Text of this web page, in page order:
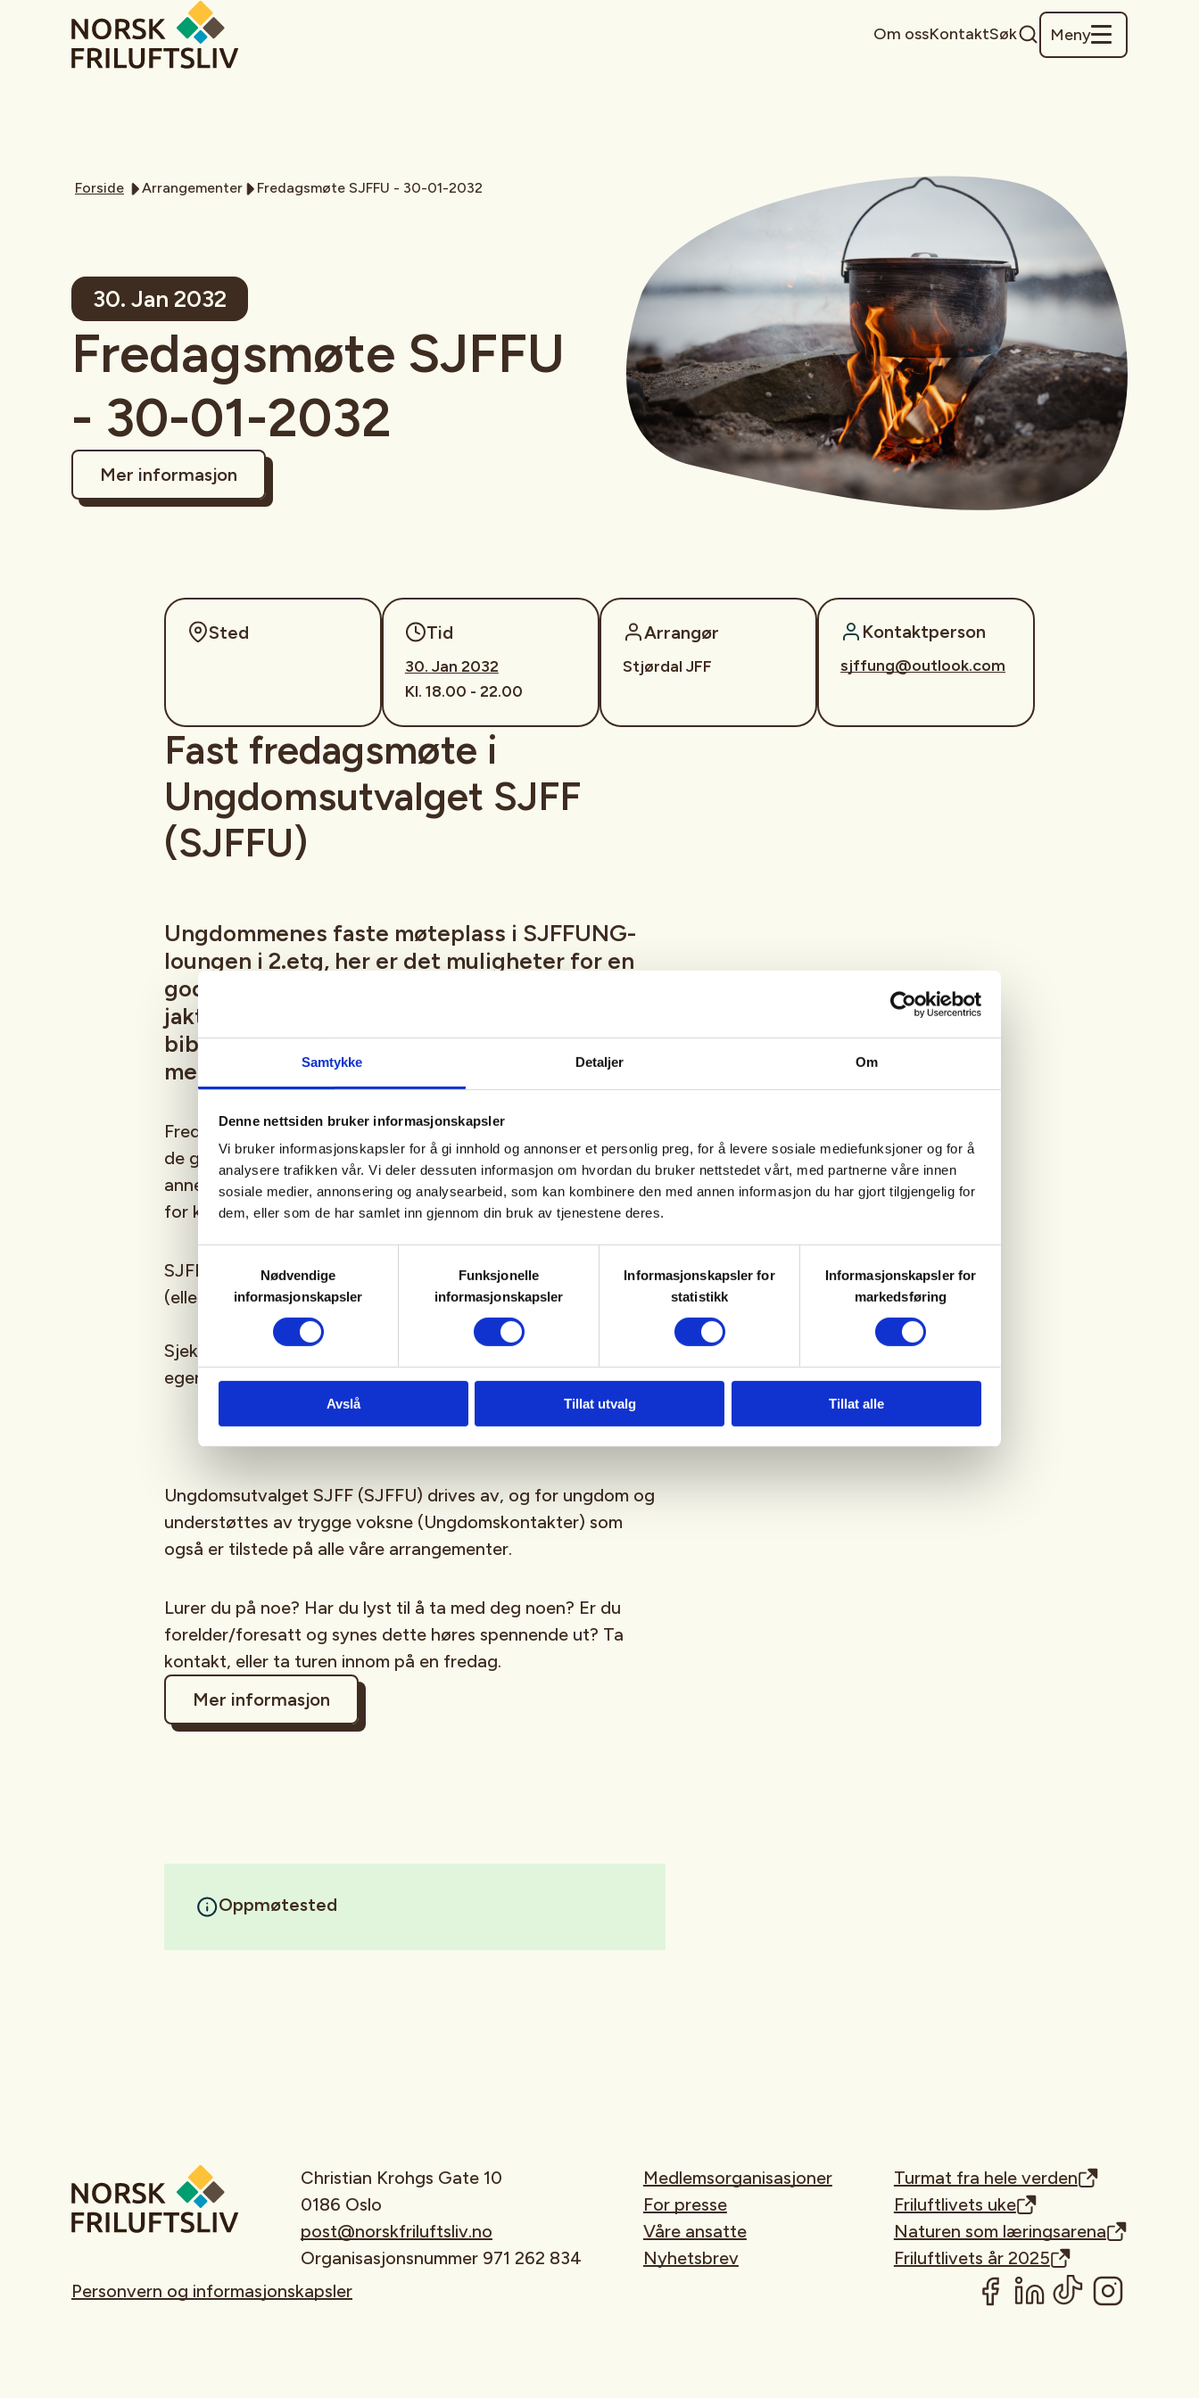
Samtykke Detaljer Om
Denne nettsiden bruker informasjonskapsler
Vi bruker informasjonskapsler for å gi innhold og annonser et personlig preg, for å levere sosiale mediefunksjoner og for å
analysere trafikken vår. Vi deler dessuten informasjon om hvordan du bruker nettstedet vårt, med partnerne våre innen
sosiale medier, annonsering og analysearbeid, som kan kombinere den med annen informasjon du har gjort tilgjengelig for
dem, eller som de har samlet inn gjennom din bruk av tjenestene deres.
Nødvendige
informasjonskapsler
Funksjonelle
informasjonskapsler
Informasjonskapsler for
statistikk
Informasjonskapsler for
markedsføring
Avslå Tillat utvalg Tillat alle
Om ossKontaktSøk Meny
Forside Arrangementer Fredagsmøte SJFFU - 30-01-2032
30. Jan 2032
Fredagsmøte SJFFU
- 30-01-2032
Mer informasjon
Sted Tid
30. Jan 2032
Kl. 18.00 - 22.00
Arrangør
Stjørdal JFF
Kontaktperson
sjffung@outlook.com
Fast fredagsmøte i
Ungdomsutvalget SJFF
(SJFFU)
Ungdommenes faste møteplass i SJFFUNG-
loungen i 2.etg, her er det muligheter for en
god prat i godt selskap, luftgeværskyting,
jaktsimulator, biljard, en tur innom utvalgets
bibliotek, Podcast-innspilling og mye, mye
mer
Fredagsmøtene er fast, hver fredag hele året med unntak av
de gangene vi er borte på fisketurer, hytteturer, jakt eller
annet moro, følg med i aktivitetskalender og på sosiale medier
for kommende aktiviteter!
SJFFUNGs arrangementer er rusfrie, og er for deg som er
(eller har lyst til å bli)barn/ungdomsmedlem(opp til 26år)
Sjekk gjerne utSJFFU Facebook
egen
podcastpå din favoritt-streamingplattform.
Ungdomsutvalget SJFF (SJFFU) drives av, og for ungdom og
understøttes av trygge voksne (Ungdomskontakter) som
også er tilstede på alle våre arrangementer.
Lurer du på noe? Har du lyst til å ta med deg noen? Er du
forelder/foresatt og synes dette høres spennende ut? Ta
kontakt, eller ta turen innom på en fredag.
Mer informasjon
Oppmøtested
Christian Krohgs Gate 10
0186 Oslo
post@norskfriluftsliv.no
Organisasjonsnummer 971 262 834
Medlemsorganisasjoner
For presse
Våre ansatte
Nyhetsbrev
Turmat fra hele verden
Friluftlivets uke
Naturen som læringsarena
Friluftlivets år 2025
Personvern og informasjonskapsler